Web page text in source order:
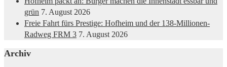
grün 7. August 2026
Freie Fahrt fürs Prestige: Hofheim und der 138-Millionen-
Radweg FRM 3 7. August 2026
Archiv